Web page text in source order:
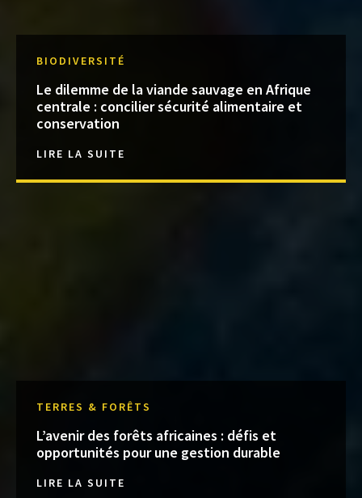
BIODIVERSITÉ
Le dilemme de la viande sauvage en Afrique
centrale : concilier sécurité alimentaire et
conservation
LIRE LA SUITE
TERRES & FORÊTS
L’avenir des forêts africaines : défis et
opportunités pour une gestion durable
LIRE LA SUITE